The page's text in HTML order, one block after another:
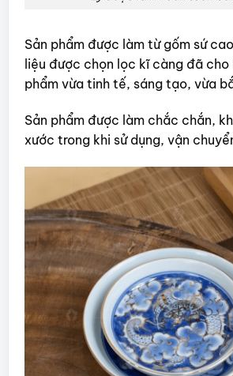
Sản phẩm được làm từ gốm sứ
liệu được chọn lọc kĩ càng đã cho
phẩm vừa tinh tế, sáng tạo, vừa
Sản phẩm được làm chắc chắn,
xước trong khi sử dụng, vận